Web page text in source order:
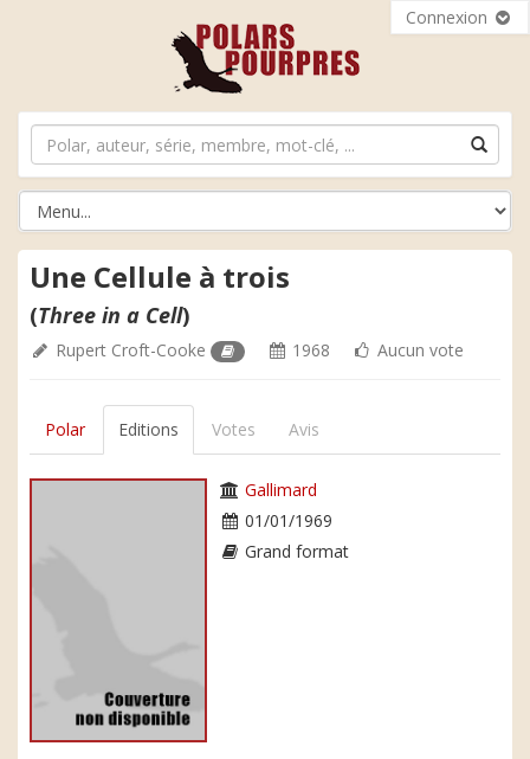
Connexion
Une Cellule à trois
(Three in a Cell)
Rupert Croft-Cooke 1968 Aucun vote
Polar Editions Votes Avis
Gallimard
01/01/1969
Grand format